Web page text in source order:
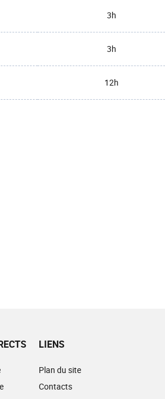
3h
3h
12h
LIENS
Plan du site
Contacts